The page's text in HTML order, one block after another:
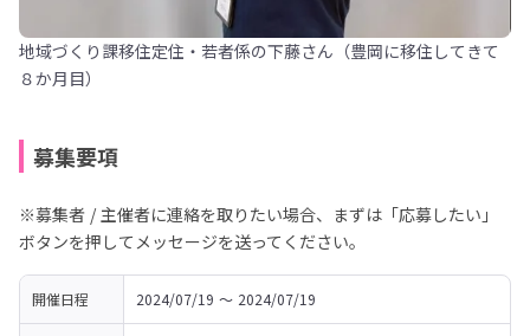
地域づくり課移住定住・若者係の下藤さん（豊岡に移住してきて
８か月目）
募集要項
※募集者 / 主催者に連絡を取りたい場合、まずは「応募したい」
ボタンを押してメッセージを送ってください。
開催日程 2024/07/19 〜 2024/07/19